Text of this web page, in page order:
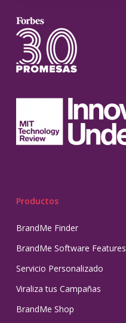
Productos
BrandMe Finder
BrandMe Software Features
Servicio Personalizado
Viraliza tus Campañas
BrandMe Shop